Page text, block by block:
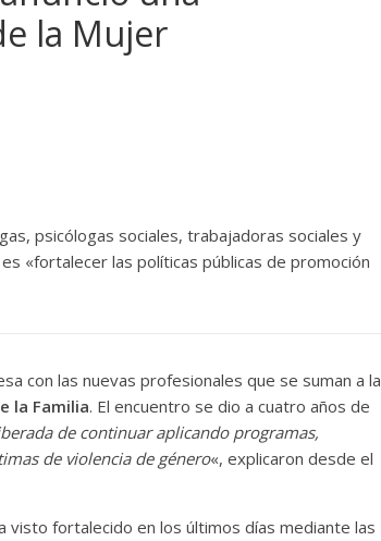
la Mujer
psicólogas sociales, trabajadoras sociales y
«fortalecer las políticas públicas de promoción
con las nuevas profesionales que se suman a la
la Familia. El encuentro se dio a cuatro años de
de continuar aplicando programas,
de violencia de género«, explicaron desde el
visto fortalecido en los últimos días mediante las